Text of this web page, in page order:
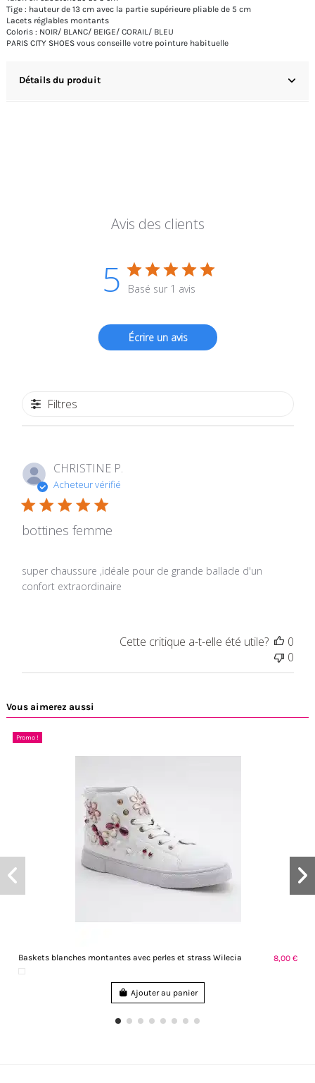
Tige : hauteur de 13 cm avec la partie supérieure pliable de 5 cm
Lacets réglables montants
Coloris : NOIR/ BLANC/ BEIGE/ CORAIL/ BLEU
PARIS CITY SHOES vous conseille votre pointure habituelle
Détails du produit
Avis des clients
5 Basé sur 1 avis
Écrire un avis
Filtres
CHRISTINE P.
Acheteur vérifié
bottines femme
super chaussure ,idéale pour de grande ballade d'un
confort extraordinaire
Cette critique a-t-elle été utile?
0
0
Vous aimerez aussi
Promo !
Baskets blanches montantes avec perles et strass Wilecia 8,00 €
Ajouter au panier